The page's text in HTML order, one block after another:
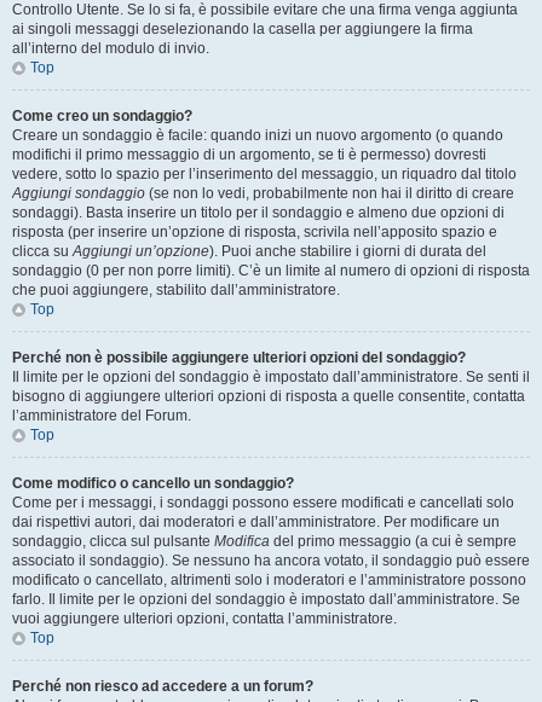
Controllo Utente. Se lo si fa, è possibile evitare che una firma venga aggiunta
ai singoli messaggi deselezionando la casella per aggiungere la firma
all’interno del modulo di invio.
Top
Come creo un sondaggio?
Creare un sondaggio è facile: quando inizi un nuovo argomento (o quando
modifichi il primo messaggio di un argomento, se ti è permesso) dovresti
vedere, sotto lo spazio per l’inserimento del messaggio, un riquadro dal titolo
Aggiungi sondaggio (se non lo vedi, probabilmente non hai il diritto di creare
sondaggi). Basta inserire un titolo per il sondaggio e almeno due opzioni di
risposta (per inserire un’opzione di risposta, scrivila nell’apposito spazio e
clicca suAggiungi un’opzione). Puoi anche stabilire i giorni di durata del
sondaggio (0 per non porre limiti). C’è un limite al numero di opzioni di risposta
che puoi aggiungere, stabilito dall’amministratore.
Top
Perché non è possibile aggiungere ulteriori opzioni del sondaggio?
Il limite per le opzioni del sondaggio è impostato dall’amministratore. Se senti il
bisogno di aggiungere ulteriori opzioni di risposta a quelle consentite, contatta
l’amministratore del Forum.
Top
Come modifico o cancello un sondaggio?
Come per i messaggi, i sondaggi possono essere modificati e cancellati solo
dai rispettivi autori, dai moderatori e dall’amministratore. Per modificare un
sondaggio, clicca sul pulsante Modifica del primo messaggio (a cui è sempre
associato il sondaggio). Se nessuno ha ancora votato, il sondaggio può essere
modificato o cancellato, altrimenti solo i moderatori e l’amministratore possono
farlo. Il limite per le opzioni del sondaggio è impostato dall’amministratore. Se
vuoi aggiungere ulteriori opzioni, contatta l’amministratore.
Top
Perché non riesco ad accedere a un forum?